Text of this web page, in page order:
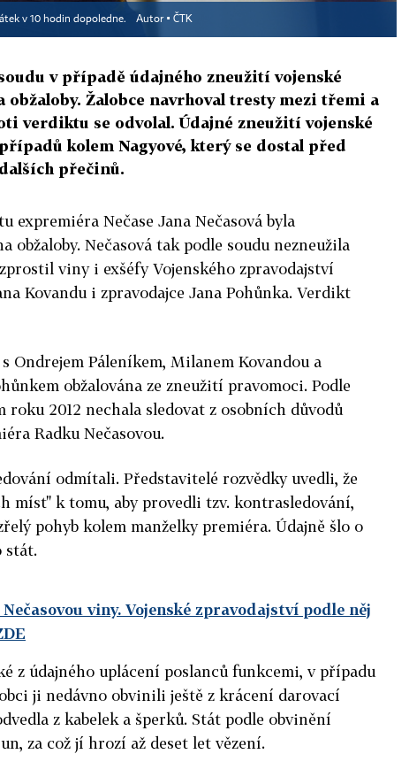
v 10 hodin dopoledne. Autor ▪ ČTK
v případě údajného zneužití vojenské
obžaloby. Žalobce navrhoval tresty mezi třemi a
verdiktu se odvolal. Údajné zneužití vojenské
kolem Nagyové, který se dostal před
přečinů.
expremiéra Nečase Jana Nečasová byla
obžaloby. Nečasová tak podle soudu nezneužila
viny i exšéfy Vojenského zpravodajství
Kovandu i zpravodajce Jana Pohůnka. Verdikt
Ondrejem Páleníkem, Milanem Kovandou a
obžalována ze zneužití pravomoci. Podle
roku 2012 nechala sledovat z osobních důvodů
Radku Nečasovou.
odmítali. Představitelé rozvědky uvedli, že
míst" k tomu, aby provedli tzv. kontrasledování,
pohyb kolem manželky premiéra. Údajně šlo o
stát.
viny. Vojenské zpravodajství podle něj
z údajného uplácení poslanců funkcemi, v případu
ji nedávno obvinili ještě z krácení darovací
z kabelek a šperků. Stát podle obvinění
za což jí hrozí až deset let vězení.